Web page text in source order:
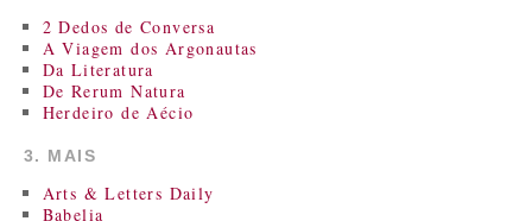
2 Dedos de Conversa
A Viagem dos Argonautas
Da Literatura
De Rerum Natura
Herdeiro de Aécio
3. MAIS
Arts & Letters Daily
Babelia